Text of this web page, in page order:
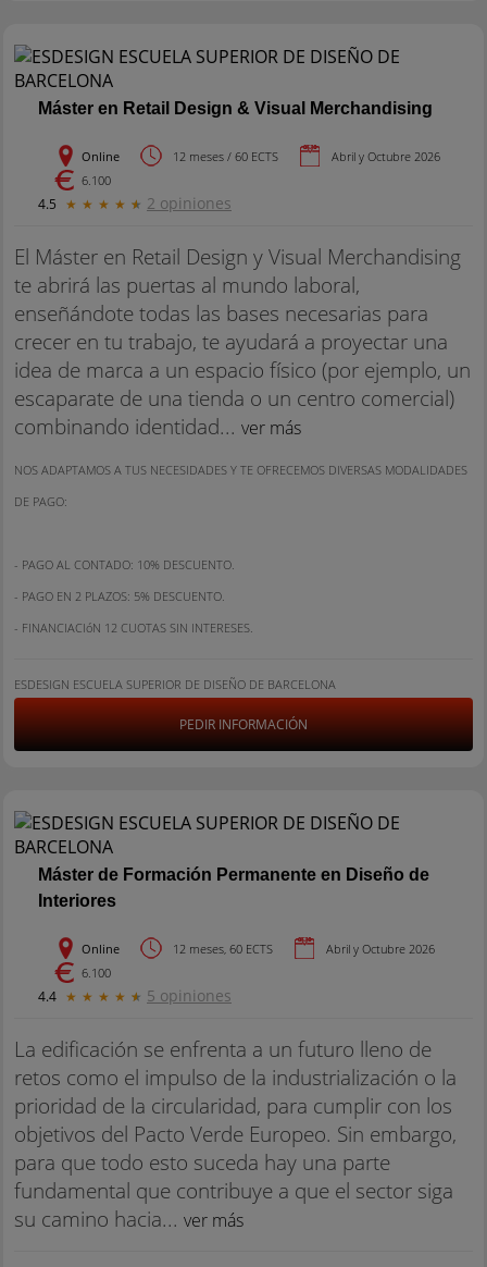
Máster en Retail Design & Visual Merchandising
Online 12 meses / 60 ECTS
Abril y Octubre 2026
6.100
4.5 ★ ★ ★ ★ ★ 2 opiniones
El Máster en Retail Design y Visual Merchandising
te abrirá las puertas al mundo laboral,
enseñándote todas las bases necesarias para
crecer en tu trabajo, te ayudará a proyectar una
idea de marca a un espacio físico (por ejemplo, un
escaparate de una tienda o un centro comercial)
combinando identidad... ver más
NOS ADAPTAMOS A TUS NECESIDADES Y TE OFRECEMOS DIVERSAS MODALIDADES
DE PAGO:
- PAGO AL CONTADO: 10% DESCUENTO.
- PAGO EN 2 PLAZOS: 5% DESCUENTO.
- FINANCIACIóN 12 CUOTAS SIN INTERESES.
ESDESIGN ESCUELA SUPERIOR DE DISEÑO DE BARCELONA
PEDIR INFORMACIÓN
Máster de Formación Permanente en Diseño de
Interiores
Online 12 meses, 60 ECTS
Abril y Octubre 2026
6.100
4.4 ★ ★ ★ ★ ★ 5 opiniones
La edificación se enfrenta a un futuro lleno de
retos como el impulso de la industrialización o la
prioridad de la circularidad, para cumplir con los
objetivos del Pacto Verde Europeo. Sin embargo,
para que todo esto suceda hay una parte
fundamental que contribuye a que el sector siga
su camino hacia... ver más